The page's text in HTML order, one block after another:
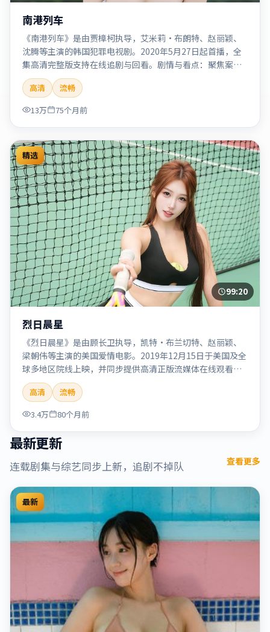
南港列车
《南港列车》是由贾樟柯执导，艾米莉·布朗特、赵丽颖、
沈腾等主演的韩国犯罪电视剧。2020年5月27日起首播，全
集高清完整版支持在线追剧与回看。剧情与看点：聚焦案件
与人性灰色地带，张力十足，兼具社会观察与戏剧冲突。本
片适合检索「南港列车」「贾樟柯」「犯罪」「韩国」
「2020」「2020-05-27上映」等关键词的影迷阅读简介与主
创信息。
高清
流畅
13万
75个月前
精选
99:20
烈日晨星
《烈日晨星》是由顾长卫执导，凯特·布兰切特、赵丽颖、
梁朝伟等主演的美国爱情电影。2019年12月15日于美国及全
球多地区院线上映，并同步提供高清正版流媒体在线观看。
剧情与看点：情感细腻动人，人物关系真实可信，适合喜欢
温情叙事的观众。本片适合检索「烈日晨星」「顾长卫」
「爱情」「美国」「2019」「2019-12-15上映」等关键词的
影迷阅读简介与主创信息。
高清
流畅
3.4万
80个月前
最新更新
连载剧集与综艺同步上新，追剧不掉队 查看更多
最新